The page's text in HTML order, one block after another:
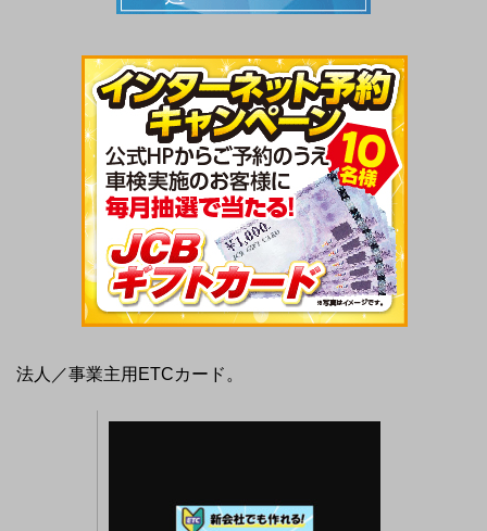
法人／事業主用ETCカード。